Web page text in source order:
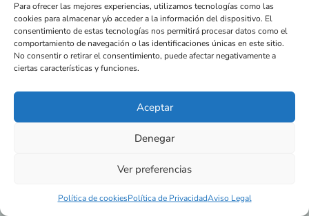
Para ofrecer las mejores experiencias, utilizamos tecnologías como las
cookies para almacenar y/o acceder a la información del dispositivo. El
consentimiento de estas tecnologías nos permitirá procesar datos como el
comportamiento de navegación o las identificaciones únicas en este sitio.
No consentir o retirar el consentimiento, puede afectar negativamente a
ciertas características y funciones.
Aceptar
Denegar
Ver preferencias
Política de cookiesPolítica de PrivacidadAviso Legal